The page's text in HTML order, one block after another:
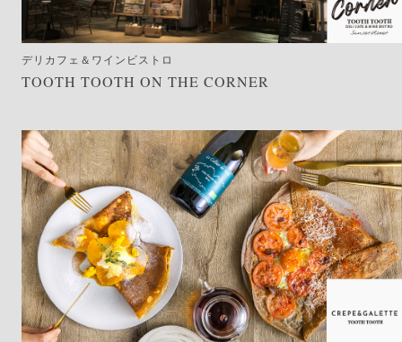
デリカフェ＆ワインビストロ
TOOTH TOOTH ON THE CORNER